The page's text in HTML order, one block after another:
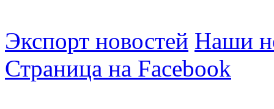
Экспорт новостей Наши
Страница на Facebook